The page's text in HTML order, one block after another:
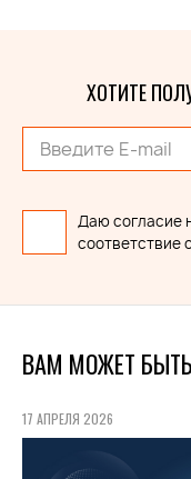
ХОТИТЕ
Даю согласие
соответствие с
ВАМ МОЖЕТ
17 АПРЕЛЯ 2026